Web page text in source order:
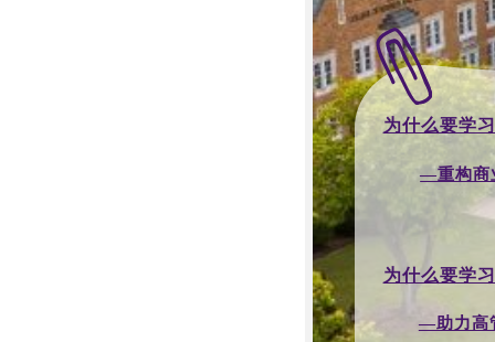
为什么要学习
为什么要学
—重构商
—助力高